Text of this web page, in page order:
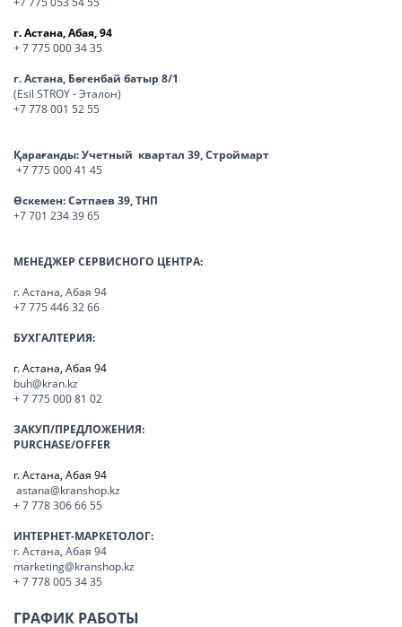
г. Астана, Абая, 94
+ 7 775 000 34 35
г. Астана, Бөгенбай батыр 8/1
(Esil STROY - Эталон)
+7 778 001 52 55
Қарағанды:Учетный квартал 39, Строймарт
+7 775 000 41 45
Өскемен:Сәтпаев 39, ТНП
+7 701 234 39 65
МЕНЕДЖЕР СЕРВИСНОГО ЦЕНТРА:
г. Астана, Абая 94
+7 775 446 32 66
БУХГАЛТЕРИЯ:
г. Астана, Абая 94
buh@kran.kz
+ 7 775 000 81 02
ЗАКУП/ПРЕДЛОЖЕНИЯ:
PURCHASE/OFFER
г. Астана, Абая 94
astana@kranshop.kz
+ 7 778 306 66 55
ИНТЕРНЕТ-МАРКЕТОЛОГ:
г. Астана, Абая 94
marketing@kranshop.kz
+ 7 778 005 34 35
ГРАФИК РАБОТЫ